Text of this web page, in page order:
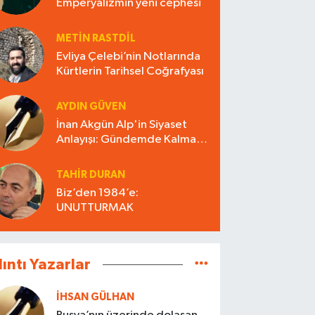
Emperyalizmin yeni cephesi
METIN RASTDIL
Evliya Çelebi’nin Notlarında
Kürtlerin Tarihsel Coğrafyası
AYDIN GÜVEN
İnan Akgün Alp'in Siyaset
Anlayışı: Gündemde Kalmak
TAHIR DURAN
Biz’den 1984’e:
UNUTTURMAK
Yazarlar
İHSAN GÜLHAN